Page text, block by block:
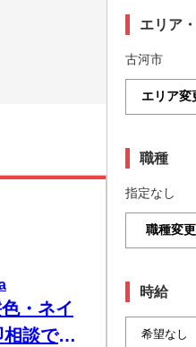
・ネイ
談でき
エリア
古河市
エリア変
職種
指定なし
職種変更
時給